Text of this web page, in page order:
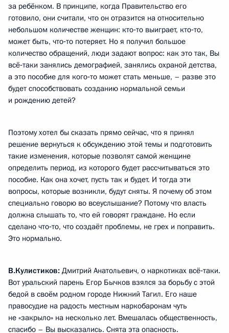
за ребёнком. В принципе, когда Правительство его
готовило, они считали, что он отразится на относительно
небольшом количестве женщин: кто‑то выиграет, кто‑то,
может быть, что‑то потеряет. Но я получил большое
количество обращений, люди задают вопрос: как это так, Вы
всё‑таки занялись демографией, занялись охраной детства,
а это пособие для кого‑то может стать меньше, – разве это
будет способствовать созданию нормальной семьи
и рождению детей?
Поэтому хотел бы сказать прямо сейчас, что я принял
решение вернуться к обсуждению этой темы и подготовить
такие изменения, которые позволят самой женщине
определить период, из которого будет рассчитываться это
пособие. Как она хочет, пусть так и будет. И тогда эти
вопросы, которые возникли, будут сняты. Я почему об этом
специально говорю во всеуслышание? Потому что власть
должна слышать то, что ей говорят граждане. Но если
сделано что‑то, что создаёт проблемы, не грех и поправить.
Это нормально.
В.Кулистиков: Дмитрий Анатольевич, о наркотиках всё‑таки.
Вот уральский парень Егор Бычков взялся за борьбу с этой
бедой в своём родном городе Нижний Тагил. Его наше
правосудие на радость местным наркобаронам чуть
не «закрыло» на несколько лет. Вмешалась общественность,
спасибо – Вы высказались. Снята эта опасность.